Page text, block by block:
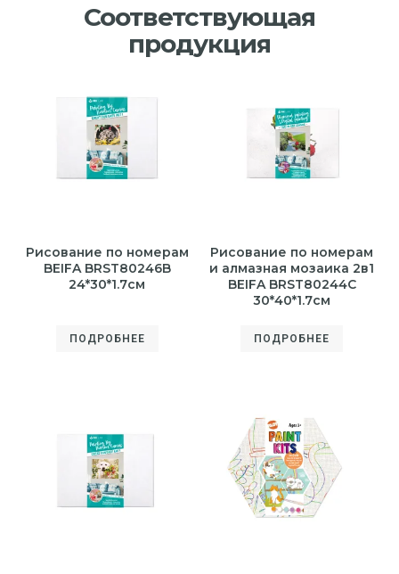
Соответствующая
продукция
Рисование по номерам
BEIFA BRST80246B
24*30*1.7см
ПОДРОБНЕЕ
Рисование по номерам
и алмазная мозаика 2в1
BEIFA BRST80244C
30*40*1.7см
ПОДРОБНЕЕ